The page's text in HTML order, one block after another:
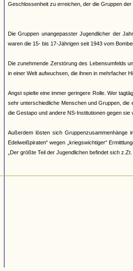
Geschlossenheit zu erreichen, der die Gruppen der
Die Gruppen unangepasster Jugendlicher der
waren die 15- bis 17-Jährigen seit 1943 vom
Die zunehmende Zerstörung des Lebensumfelds
in einer Welt aufwuchsen, die ihnen in mehrfacher
Angst spielte eine immer geringere Rolle. Wer
sehr unterschiedliche Menschen und Gruppen, die
die Gestapo und andere NS-Institutionen gegen
Außerdem lösten sich Gruppenzusammenhänge
Edelweißpiraten“ wegen „kriegswichtiger“
„Der größte Teil der Jugendlichen befindet sich